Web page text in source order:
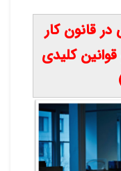
قانون کار
کلیدی